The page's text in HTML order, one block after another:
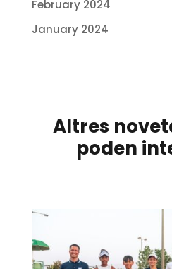
February 2024
January 2024
Altres
poden